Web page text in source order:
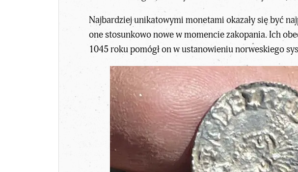
Najbardziej unikatowymi monetami okazały się być
one stosunkowo nowe w momencie zakopania. Ich
1045 roku pomógł on w ustanowieniu norweskiego